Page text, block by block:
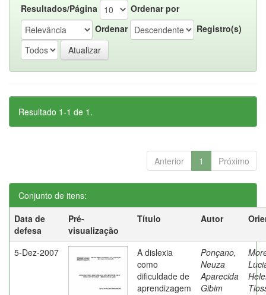
Resultados/Página
Ordenar por
Ordenar
Registro(s)
Resultado 1-1 de 1.
Anterior 1 Próximo
Conjunto de itens:
Data de
defesa
Pré-
visualização
Título Autor
5-Dez-2007
A dislexia
como
dificuldade de
aprendizagem
Ponçano,
Neuza
Aparecida
Gibim